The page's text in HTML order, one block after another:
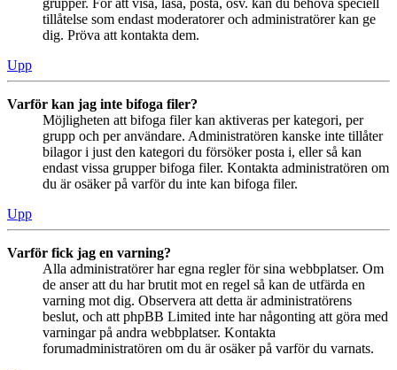
grupper. För att visa, läsa, posta, osv. kan du behöva speciell
tillåtelse som endast moderatorer och administratörer kan ge
dig. Pröva att kontakta dem.
Upp
Varför kan jag inte bifoga filer?
Möjligheten att bifoga filer kan aktiveras per kategori, per
grupp och per användare. Administratören kanske inte tillåter
bilagor i just den kategori du försöker posta i, eller så kan
endast vissa grupper bifoga filer. Kontakta administratören om
du är osäker på varför du inte kan bifoga filer.
Upp
Varför fick jag en varning?
Alla administratörer har egna regler för sina webbplatser. Om
de anser att du har brutit mot en regel så kan de utfärda en
varning mot dig. Observera att detta är administratörens
beslut, och att phpBB Limited inte har någonting att göra med
varningar på andra webbplatser. Kontakta
forumadministratören om du är osäker på varför du varnats.